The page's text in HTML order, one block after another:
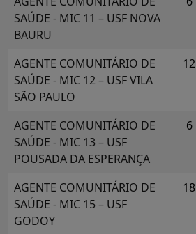
SAÚDE - MIC 11 – USF NOVA
BAURU
AGENTE COMUNITÁRIO DE
SAÚDE - MIC 12 – USF VILA
SÃO PAULO
12
AGENTE COMUNITÁRIO DE
SAÚDE - MIC 13 – USF
POUSADA DA ESPERANÇA
6
AGENTE COMUNITÁRIO DE
SAÚDE - MIC 15 – USF
GODOY
18